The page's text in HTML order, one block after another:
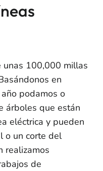
unas 100,000 millas
en
podamos o
árboles que están
eléctrica y pueden
o un corte del
realizamos
de